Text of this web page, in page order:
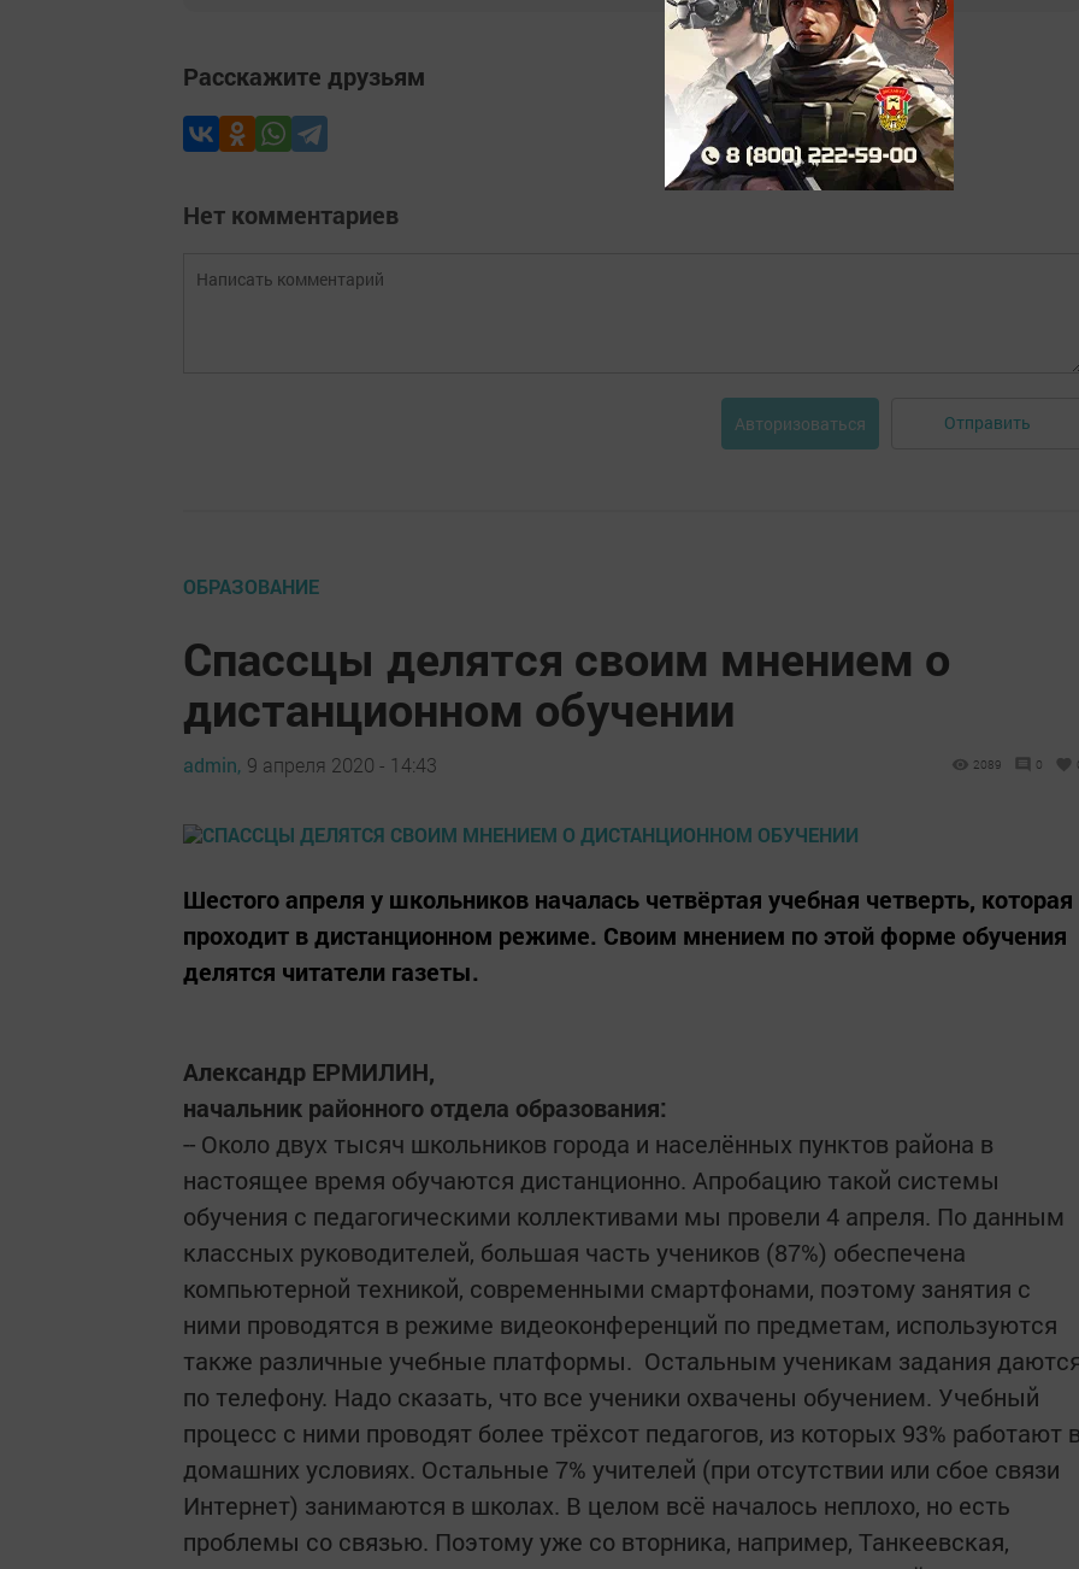
Расскажите друзьям
Нет комментариев
Авторизоваться Отправить
ОБРАЗОВАНИЕ
Спассцы делятся своим мнением о
дистанционном обучении
admin, 9 апреля 2020 - 14:43 2089 0
Шестого апреля у школьников началась четвёртая учебная четверть, которая
проходит в дистанционном режиме. Своим мнением по этой форме обучения
делятся читатели газеты.
Александр ЕРМИЛИН,
начальник районного отдела образования:
-- Около двух тысяч школьников города и населённых пунктов района в
настоящее время обучаются дистанционно. Апробацию такой системы
обучения с педагогическими коллективами мы провели 4 апреля. По данным
классных руководителей, большая часть учеников (87%) обеспечена
компьютерной техникой, современными смартфонами, поэтому занятия с
ними проводятся в режиме видеоконференций по предметам, используются
также различные учебные платформы. Остальным ученикам задания
по телефону. Надо сказать, что все ученики охвачены обучением. Учебный
процесс с ними проводят более трёхсот педагогов, из которых 93% работают
домашних условиях. Остальные 7% учителей (при отсутствии или сбое связи
Интернет) занимаются в школах. В целом всё началось неплохо, но есть
проблемы со связью. Поэтому уже со вторника, например, Танкеевская,